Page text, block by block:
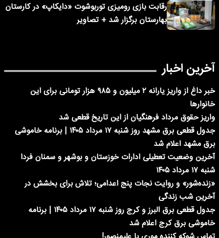
رقابت بازی رومیزی توربوشوت «دایکاپ» در کارستان
بهارستان برگزار شد + تصاویر
آخرین اخبار
خبر داغ از واریز یارانه ۲ میلیون و ۹۸۵ هزار تومانی برای این
خانوارها
واریز حقوق مرداد فرهنگیان از این تاریخ قطعی شد
جدول قطعی برق مشهد روز شنبه ۱۷ مرداد ۱۴۰۵ | برنامه خاموشی
برق مشهد اعلام شد
آخرین وضعیت تعطیلی ادارات خوزستان و بوشهر و سمنان فردا
شنبه ۱۷ مرداد ۱۴۰۵
«زنده‌شور» و روایت نجات پنج اعدامی؛ تلاش برای بخشش در
آخرین شب زندگی
جدول قطعی برق البرز و کرج روز شنبه ۱۷ مرداد ۱۴۰۵ | برنامه
خاموشی برق کرج اعلام شد